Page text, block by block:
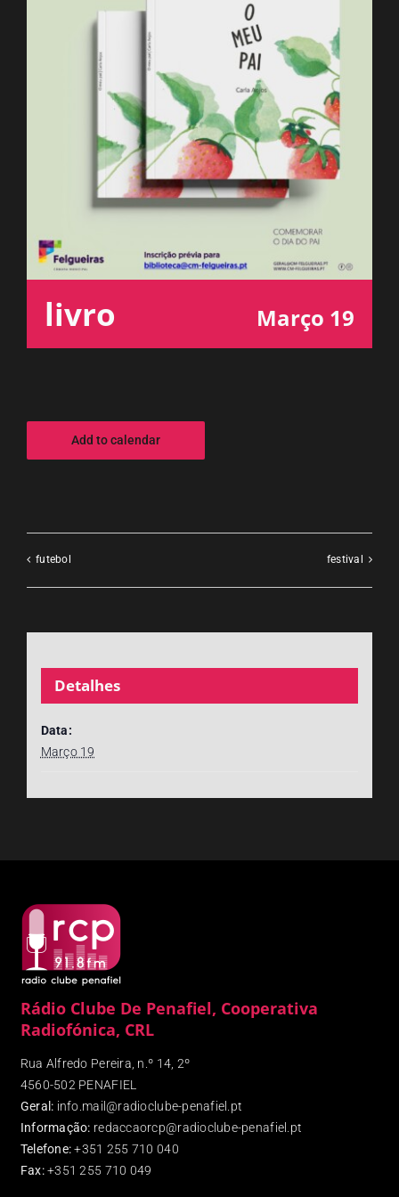
A RCP
CONTACTOS
livro Março 19
Add to calendar
futebol festival
Detalhes
Data:
Março 19
Rádio Clube De Penafiel, Cooperativa
Radiofónica, CRL
Rua Alfredo Pereira, n.º 14, 2º
4560-502 PENAFIEL
Geral: info.mail@radioclube-penafiel.pt
Informação: redaccaorcp@radioclube-penafiel.pt
Telefone: +351 255 710 040
Fax:+351 255 710 049